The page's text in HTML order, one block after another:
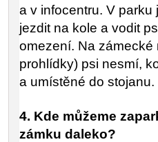
a v infocentru. V
jezdit na kole a vodit
omezení. Na zámecké
prohlídky) psi nesmí,
a umístěné do stojanu.
4. Kde můžeme
zámku daleko?